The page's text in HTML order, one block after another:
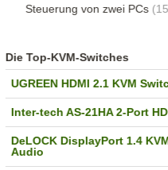
Steuerung von zwei PCs
Die Top-KVM-Switches
UGREEN HDMI 2.1 KVM
Inter-tech AS-21HA 2-Port
DeLOCK DisplayPort 1.4
Audio